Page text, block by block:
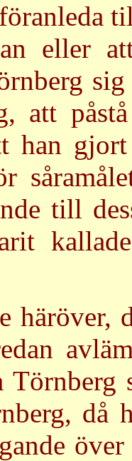
eller
att
han
till
häröver,
då